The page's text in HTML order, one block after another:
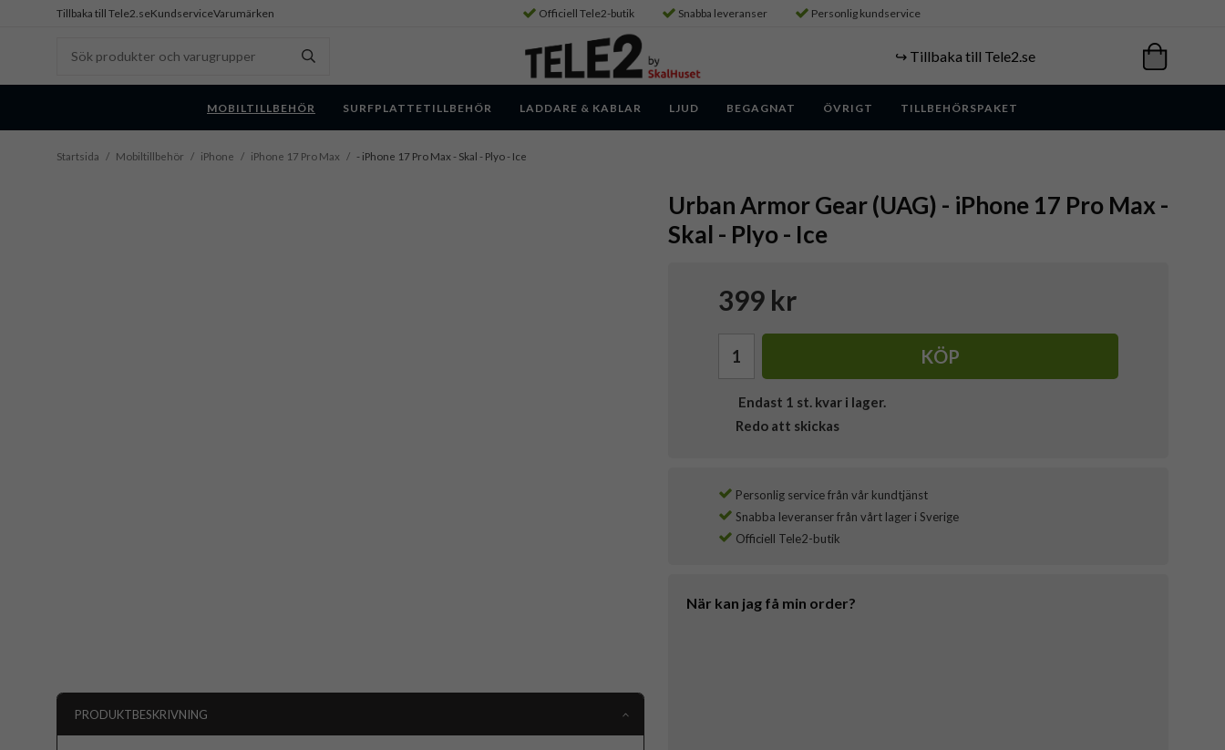
Tillbaka till Tele2.seKundserviceVarumärken Officiell Tele2-butik Snabba leveranser Personlig kundservice
↪️ Tillbaka till Tele2.se
MOBILTILLBEHÖR SURFPLATTETILLBEHÖR LADDARE & KABLAR LJUD BEGAGNAT ÖVRIGT TILLBEHÖRSPAKET
Startsida / Mobiltillbehör / iPhone / iPhone 17 Pro Max / - iPhone 17 Pro Max - Skal - Plyo - Ice
Urban Armor Gear (UAG) - iPhone 17 Pro Max -
Skal - Plyo - Ice
399 kr
KÖP
Endast 1 st. kvar i lager.
Redo att skickas
Personlig service från vår kundtjänst
Snabba leveranser från vårt lager i Sverige
Officiell Tele2-butik
När kan jag få min order?
PRODUKTBESKRIVNING